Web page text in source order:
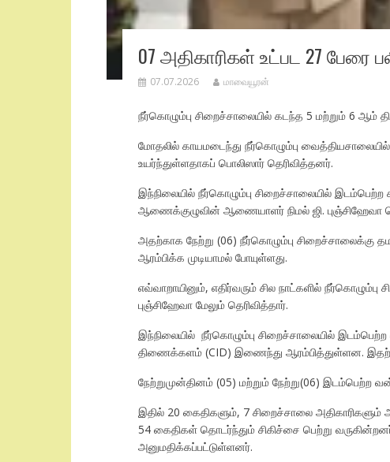
07 அதிகாரிகள் உட்பட 27
07.07.2026 மாவையூரன்
நீர்கொழும்பு சிறைச்சாலையில் கடந்த 5 மற்றும் 6 ஆம்
மோதலில் காயமடைந்து நீர்கொழும்பு
உயர்ந்துள்ளதாகப் பொலிஸார் தெரிவித்தனர்.
இந்நிலையில் நீர்கொழும்பு சிறைச்சாலையில்
ஆணைக்குழுவின் ஆணையாளர் நிமல் ஜி. புஞ்சிஹேவா
அதற்காக நேற்று (06) நீர்கொழும்பு சிறைச்சாலைக்கு
ஆரம்பிக்க முடியாமல் போயுள்ளது.
எவ்வாறாயினும், எதிர்வரும் சில நாட்களில்
புஞ்சிஹேவா மேலும் தெரிவித்தார்.
இந்நிலையில் நீர்கொழும்பு சிறைச்சாலையில் இடம்பெற்ற
திணைக்களம் (CID) இணைந்து ஆரம்பித்துள்ளன.
நேற்றுமுன்தினம் (05) மற்றும் நேற்று(06) இடம்பெற்ற
இதில் 20 கைதிகளும், 7 சிறைச்சாலை
54 கைதிகள் தொடர்ந்தும் சிகிச்சை பெற்று
அனுமதிக்கப்பட்டுள்ளனர்.